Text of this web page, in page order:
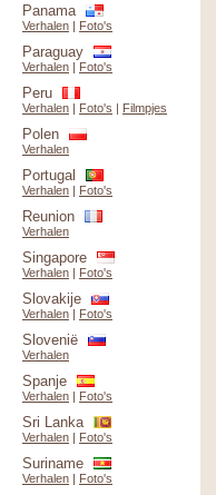
Panama
Verhalen | Foto's
Paraguay
Verhalen | Foto's
Peru
Verhalen | Foto's | Filmpjes
Polen
Verhalen
Portugal
Verhalen | Foto's
Reunion
Verhalen
Singapore
Verhalen | Foto's
Slovakije
Verhalen | Foto's
Slovenië
Verhalen
Spanje
Verhalen | Foto's
Sri Lanka
Verhalen | Foto's
Suriname
Verhalen | Foto's